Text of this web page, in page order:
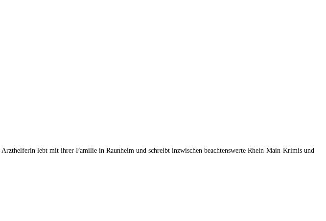
lebt mit ihrer Familie in Raunheim und schreibt inzwischen beachtenswerte Rhein-Main-Krimis und